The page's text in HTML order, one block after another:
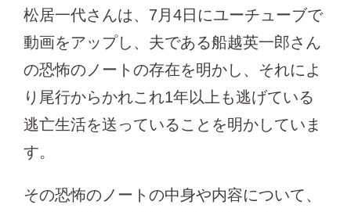
松居一代さんは、7月4日にユーチューブで
動画をアップし、夫である船越英一郎さん
の恐怖のノートの存在を明かし、それによ
り尾行からかれこれ1年以上も逃げている
逃亡生活を送っていることを明かしていま
す。
その恐怖のノートの中身や内容について、